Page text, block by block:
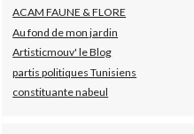
ACAM FAUNE & FLORE
Au fond de mon jardin
Artisticmouv' le Blog
partis politiques Tunisiens
constituante nabeul